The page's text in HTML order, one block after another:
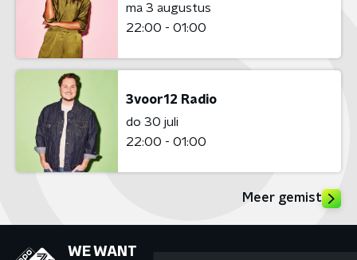
ma 3 augustus
22:00 - 01:00
3voor12 Radio
do 30 juli
22:00 - 01:00
Meer gemist
WE WANT